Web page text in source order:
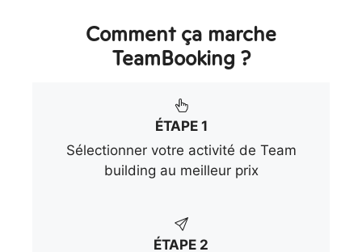
Comment ça marche
TeamBooking ?
ÉTAPE 1
Sélectionner votre activité de Team
building au meilleur prix
ÉTAPE 2